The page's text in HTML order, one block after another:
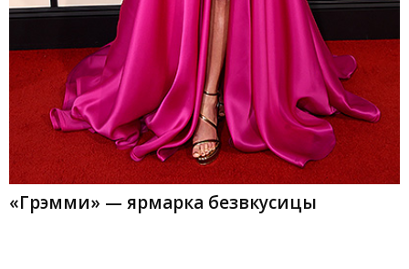
«Грэмми» — ярмарка безвкусицы